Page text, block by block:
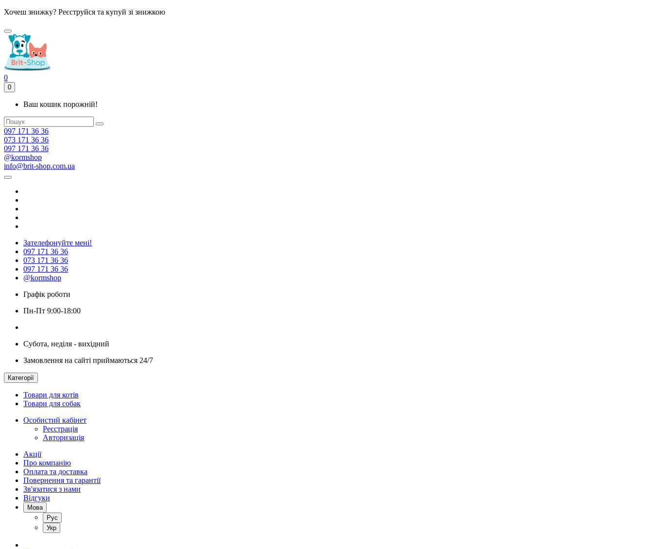
Хочеш знижку? Реєструйся та купуй зі знижкою
0
0
Ваш кошик порожній!
097 171 36 36
073 171 36 36
097 171 36 36
@kormshop
info@brit-shop.com.ua
Зателефонуйте мені!
097 171 36 36
073 171 36 36
097 171 36 36
@kormshop
Графік роботи
Пн-Пт 9:00-18:00
Субота, неділя - вихідний
Замовлення на сайті приймаються 24/7
Категорії
Товари для котів
Товари для собак
Особистий кабінет
Реєстрація
Авторизація
Акції
Про компанію
Оплата та доставка
Повернення та гарантії
Зв'язатися з нами
Відгуки
Мова
Рус
Укр